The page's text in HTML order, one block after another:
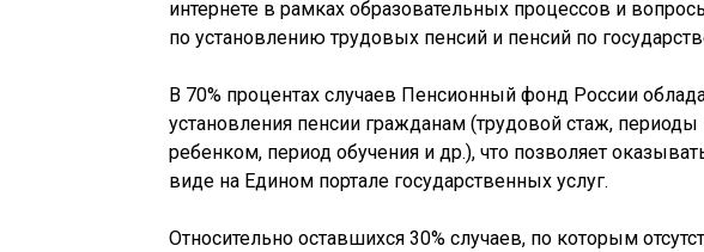
интернете в рамках образовательных процессов и
по установлению трудовых пенсий и пенсий по
В 70% процентах случаев Пенсионный фонд России
установления пенсии гражданам (трудовой стаж,
ребенком, период обучения и др.), что позволяет
виде на Едином портале государственных услуг.
Относительно оставшихся 30% случаев, по которым